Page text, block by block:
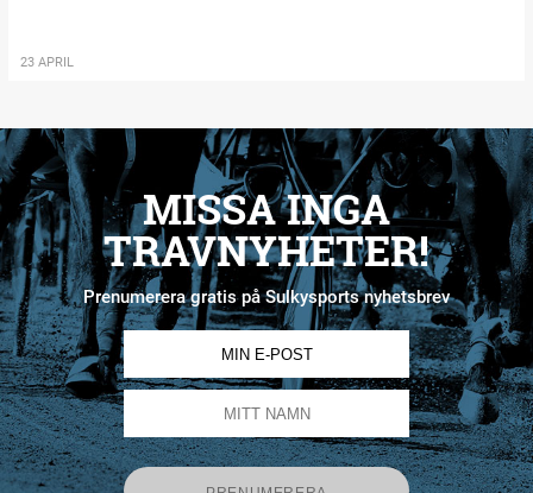
23 APRIL
MISSA INGA
TRAVNYHETER!
Prenumerera gratis på Sulkysports nyhetsbrev